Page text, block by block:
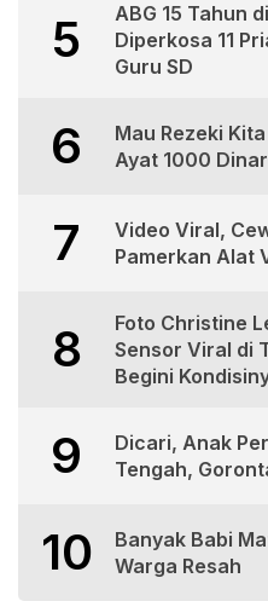
5
ABG 15 Tahun
Diperkosa 11
Guru SD
6
Mau Rezeki
Ayat 1000
7
Video Viral,
Pamerkan Alat
8
Foto Christine
Sensor Viral di
Begini
9
Dicari, Anak
Tengah,
10
Banyak Babi
Warga Resah